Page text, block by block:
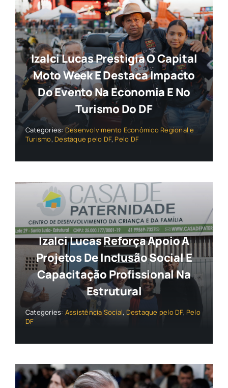
Izalci Lucas Prestigia O Capital
Moto Week E Destaca Impacto
Do Evento Na Economia E No
Turismo Do DF
Categories: Desenvolvimento Econômico Regional e
Turismo, Destaque pelo DF, Pelo DF
Izalci Lucas Reforça Apoio A
Projetos De Inclusão Social E
Capacitação Profissional Na
Estrutural
Categories: Assistência Social, Destaque pelo DF, Pelo
DF